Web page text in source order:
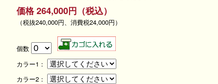
価格 264,000円（税込）
（税抜240,000円、消費税24,000円）
個数
カラー1：
カラー2：